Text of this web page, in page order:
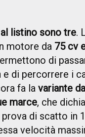
listino sono tre.
motore da 75 cv
di
di percorrere i
fa la variante
marce, che
di scatto in
velocità